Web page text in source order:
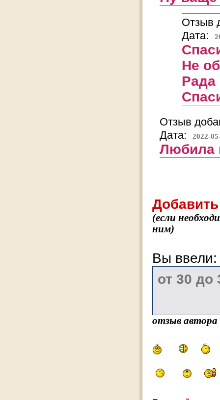
Отзыв
Дата:
Не
Рада
Отзыв
Дата:
2022-
Любила
(если
ним)
Вы
отзыв